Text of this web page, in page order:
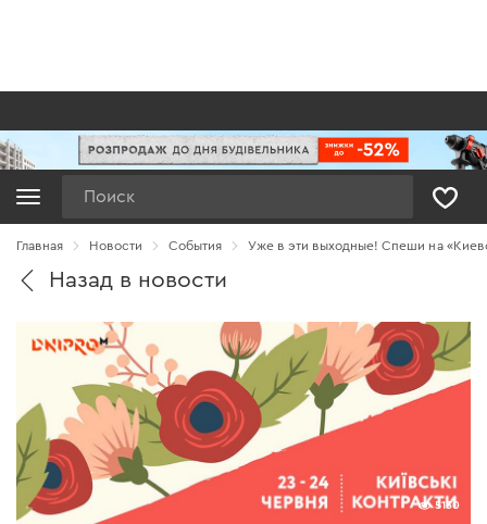
Главная Новости Cобытия Уже в эти выходные! Спеши на
Назад в новости
5130